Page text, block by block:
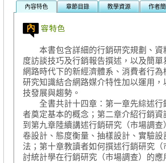
內容特色 章節目錄 教學資源 作者
本書包含詳細的行銷研究規劃、資
度訪談技巧及行銷報告撰述，以及簡
網路時代下的新經濟體系、消費者行
研究知識結合網路媒介特性加以運用
技發展與趨勢。
全書共計十四章：第一章先綜述行
者奠定基本的概念；第二章介紹行銷
到第九章陸續講述行銷研究（市場調
卷設計、態度衡量、抽樣設計、實驗
法；第十章教讀者如何撰述行銷研究
討統計學在行銷研究（市場調查）的